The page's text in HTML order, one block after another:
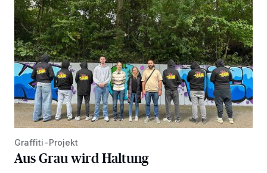
Graffiti-Projekt
Aus Grau wird Haltung